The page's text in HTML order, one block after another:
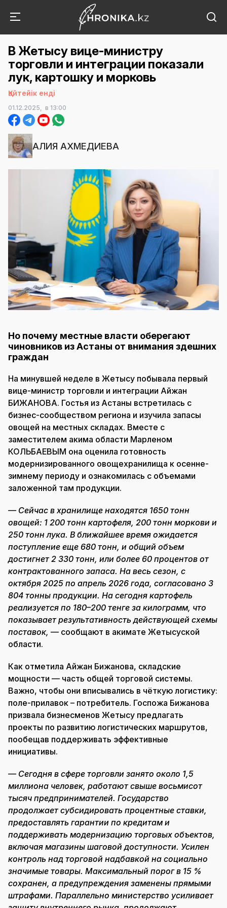
В Жетысу вице-министру
торговли и интеграции показали
лук, картошку и морковь
Қайтейік енді
01.12.2025, в 13:00
АЛИЯ АХМЕДИЕВА
Но почему местные власти оберегают
чиновников из Астаны от внимания здешних
граждан
На минувшей неделе в Жетысу побывала первый
вице-министр торговли и интеграции Айжан
БИЖАНОВА. Гостья из Астаны встретилась с
бизнес-сообществом региона и изучила запасы
овощей на местных складах. Вместе с
заместителем акима области Марленом
КОЛЬБАЕВЫМ она оценила готовность
модернизированного овощехранилища к осенне-
зимнему периоду и ознакомилась с объемами
заложенной там продукции.
— Сейчас в хранилище находятся 1650 тонн
овощей: 1 200 тонн картофеля, 200 тонн моркови и
250 тонн лука. В ближайшее время ожидается
поступление еще 680 тонн, и общий объем
достигнет 2 330 тонн, или более 60 процентов от
контрактованного запаса. На весь сезон, с
октября 2025 по апрель 2026 года, согласовано 3
804 тонны продукции. На сегодня картофель
реализуется по 180–200 тенге за килограмм, что
показывает результативность действующей схемы
поставок, — сообщают в акимате Жетысуской
области.
Как отметила Айжан Бижанова, складские
мощности — часть общей торговой системы.
Важно, чтобы они вписывались в чёткую логистику:
поле-прилавок – потребитель. Госпожа Бижанова
призвала бизнесменов Жетысу предлагать
проекты по развитию логистических маршрутов,
пообещав поддерживать эффективные
инициативы.
— Сегодня в сфере торговли занято около 1,5
миллиона человек, работают свыше восьмисот
тысяч предпринимателей. Государство
продолжает субсидировать процентные ставки,
предоставлять гарантии по кредитам и
поддерживать модернизацию торговых объектов,
включая магазины шаговой доступности. Усилен
контроль над торговой надбавкой на социально
значимые товары. Максимальный порог в 15 %
сохранен, а предупреждения заменены прямыми
штрафами. Параллельно министерство усиливает